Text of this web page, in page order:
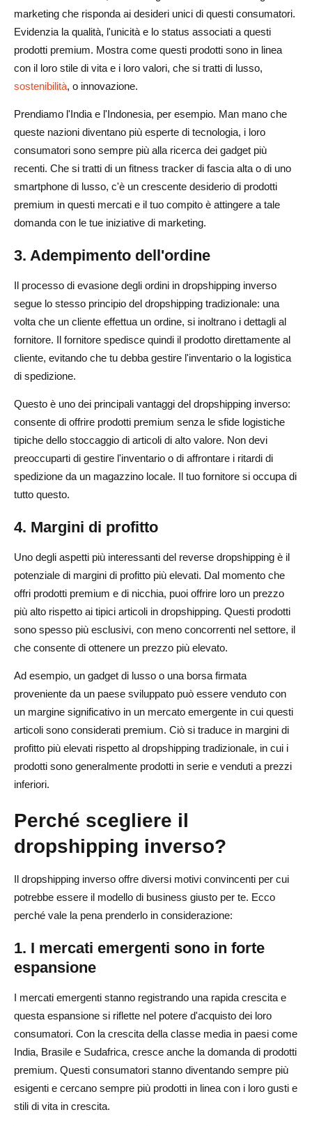
marketing che risponda ai desideri unici di questi consumatori.
Evidenzia la qualità, l'unicità e lo status associati a questi
prodotti premium. Mostra come questi prodotti sono in linea
con il loro stile di vita e i loro valori, che si tratti di lusso,
sostenibilità, o innovazione.
Prendiamo l'India e l'Indonesia, per esempio. Man mano che
queste nazioni diventano più esperte di tecnologia, i loro
consumatori sono sempre più alla ricerca dei gadget più
recenti. Che si tratti di un fitness tracker di fascia alta o di uno
smartphone di lusso, c'è un crescente desiderio di prodotti
premium in questi mercati e il tuo compito è attingere a tale
domanda con le tue iniziative di marketing.
3. Adempimento dell'ordine
Il processo di evasione degli ordini in dropshipping inverso
segue lo stesso principio del dropshipping tradizionale: una
volta che un cliente effettua un ordine, si inoltrano i dettagli al
fornitore. Il fornitore spedisce quindi il prodotto direttamente al
cliente, evitando che tu debba gestire l'inventario o la logistica
di spedizione.
Questo è uno dei principali vantaggi del dropshipping inverso:
consente di offrire prodotti premium senza le sfide logistiche
tipiche dello stoccaggio di articoli di alto valore. Non devi
preoccuparti di gestire l'inventario o di affrontare i ritardi di
spedizione da un magazzino locale. Il tuo fornitore si occupa di
tutto questo.
4. Margini di profitto
Uno degli aspetti più interessanti del reverse dropshipping è il
potenziale di margini di profitto più elevati. Dal momento che
offri prodotti premium e di nicchia, puoi offrire loro un prezzo
più alto rispetto ai tipici articoli in dropshipping. Questi prodotti
sono spesso più esclusivi, con meno concorrenti nel settore, il
che consente di ottenere un prezzo più elevato.
Ad esempio, un gadget di lusso o una borsa firmata
proveniente da un paese sviluppato può essere venduto con
un margine significativo in un mercato emergente in cui questi
articoli sono considerati premium. Ciò si traduce in margini di
profitto più elevati rispetto al dropshipping tradizionale, in cui i
prodotti sono generalmente prodotti in serie e venduti a prezzi
inferiori.
Perché scegliere il
dropshipping inverso?
Il dropshipping inverso offre diversi motivi convincenti per cui
potrebbe essere il modello di business giusto per te. Ecco
perché vale la pena prenderlo in considerazione:
1. I mercati emergenti sono in forte
espansione
I mercati emergenti stanno registrando una rapida crescita e
questa espansione si riflette nel potere d'acquisto dei loro
consumatori. Con la crescita della classe media in paesi come
India, Brasile e Sudafrica, cresce anche la domanda di prodotti
premium. Questi consumatori stanno diventando sempre più
esigenti e cercano sempre più prodotti in linea con i loro gusti e
stili di vita in crescita.